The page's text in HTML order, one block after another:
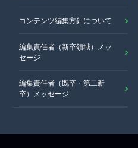
コンテンツ編集方針について
編集責任者（新卒領域）メッ
セージ
編集責任者（既卒・第二新
卒）メッセージ